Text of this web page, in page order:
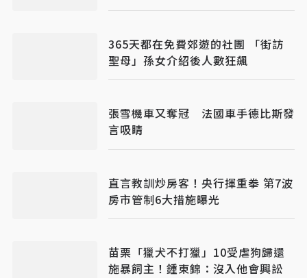
365天都在免費郊遊的社團 「街訪
聖母」孫女介紹後人數狂飆
張雪機車又奪冠 法國車手德比斯發
言吸睛
直言教訓炒房客！央行揮重拳 第7波
房市管制6大措施曝光
苗栗「獵犬不打獵」10受虐狗歸還
施暴飼主！鍾東錦：沒入他會興訟